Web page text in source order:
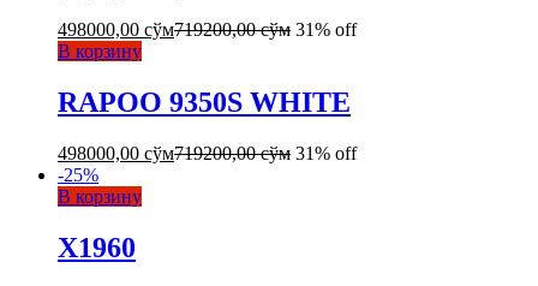
498000,00 сўм719200,00сўм 31% off
В корзину
RAPOO 9350S WHITE
498000,00 сўм719200,00сўм 31% off
-25%
В корзину
X1960